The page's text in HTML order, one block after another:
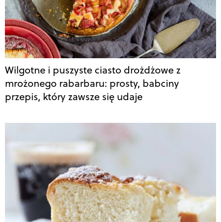
Wilgotne i puszyste ciasto drożdżowe z
mrożonego rabarbaru: prosty, babciny
przepis, który zawsze się udaje